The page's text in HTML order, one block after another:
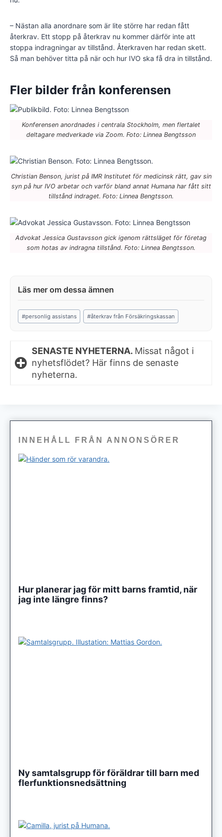
– Nästan alla anordnare som är lite större har redan fått
återkrav. Ett stopp på återkrav nu kommer därför inte att
stoppa indragningar av tillstånd. Återkraven har redan skett.
Så man behöver titta på när och hur IVO ska få dra in tillstånd.
Fler bilder från konferensen
Konferensen anordnades i centrala Stockholm, men flertalet
deltagare medverkade via Zoom. Foto: Linnea Bengtsson
Christian Benson, jurist på IMR Institutet för medicinsk rätt, gav sin
syn på hur IVO arbetar och varför bland annat Humana har fått sitt
tillstånd indraget. Foto: Linnea Bengtsson.
Advokat Jessica Gustavsson gick igenom rättsläget för företag
som hotas av indragna tillstånd. Foto: Linnea Bengtsson.
Post
Tags:
#personlig assistans #återkrav från Försäkringskassan
SENASTE NYHETERNA. Missat något i
nyhetsflödet? Här finns de senaste
nyheterna.
INNEHÅLL FRÅN ANNONSÖRER
Hur planerar jag för mitt barns framtid, när
jag inte längre finns?
Ny samtalsgrupp för föräldrar till barn med
flerfunktionsnedsättning